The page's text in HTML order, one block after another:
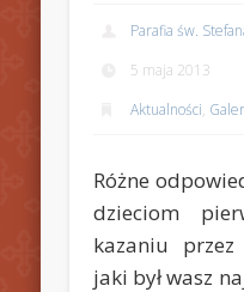
Parafia św.
5 maja 2013
Aktualności,
Różne
dzieciom
kazaniu
jaki był wasz